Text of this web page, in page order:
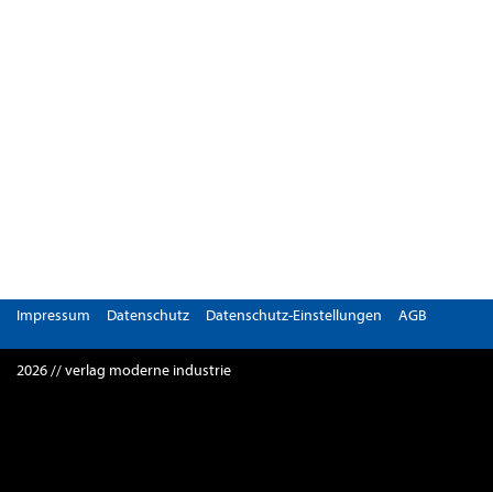
Impressum Datenschutz Datenschutz-Einstellungen AGB
2026 // verlag moderne industrie